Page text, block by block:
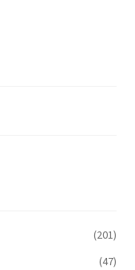
(201)
(47)